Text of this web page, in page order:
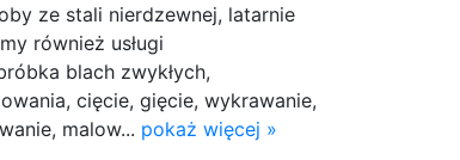
ze stali nierdzewnej, latarnie
również usługi
blach zwykłych,
cięcie, gięcie, wykrawanie,
malow... pokaż więcej »